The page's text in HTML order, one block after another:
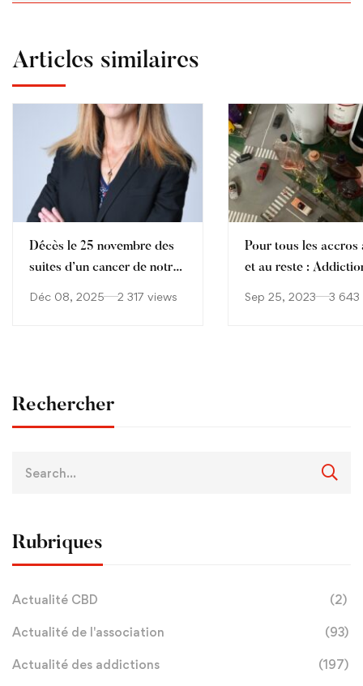
Articles similaires
Décès le 25 novembre des
suites d’un cancer de notre
Déc 08, 2025 2 317 views
Pour tous les accros
et au reste :
Sep 25, 2023 3 643
Rechercher
Rubriques
Actualité CBD (2)
Actualité de l'association (93)
Actualité des addictions (197)